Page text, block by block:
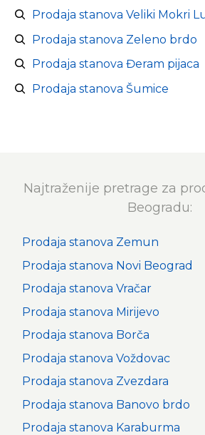
Prodaja stanova Veliki Mokri
Prodaja stanova Zeleno brdo
Prodaja stanova Đeram pijaca
Prodaja stanova Šumice
Najtraženije pretrage za
Beogradu:
Prodaja stanova Zemun
Prodaja stanova Novi Beograd
Prodaja stanova Vračar
Prodaja stanova Mirijevo
Prodaja stanova Borča
Prodaja stanova Voždovac
Prodaja stanova Zvezdara
Prodaja stanova Banovo brdo
Prodaja stanova Karaburma